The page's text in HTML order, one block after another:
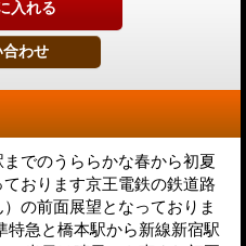
でのうららかな春から初夏
おります京王電鉄の鉄道路
の前面展望となっておりま
特急と橋本駅から新線新宿駅